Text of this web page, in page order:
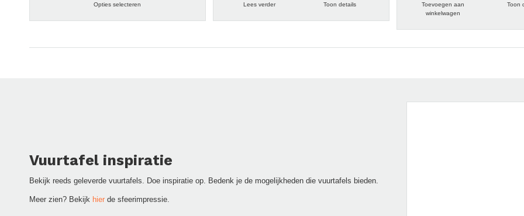
€ 994
Opties selecteren Lees verder Toon details
Toevoegen aan
winkelwagen
Toon
Vuurtafel inspiratie
Bekijk reeds geleverde vuurtafels. Doe inspiratie op. Bedenk je de mogelijkheden die vuurtafels bieden.
Meer zien? Bekijk hier de sfeerimpressie.